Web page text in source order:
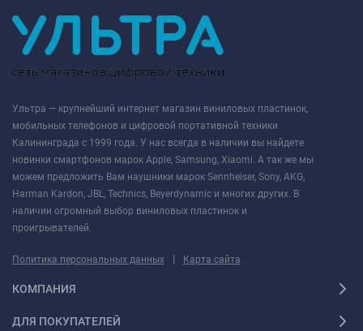
Ультра — крупнейший интернет магазин виниловых пластинок,
мобильных телефонов и цифровой портативной техники
Калининграда с 1999 года. У нас всегда в наличии вы найдете
новинки смартфонов марок Apple, Samsung, Xiaomi. А так же мы
можем предложить Вам наушники марок Sennheiser, Sony, AKG,
Harman Kardon, JBL, Technics, Beyerdynamic и многих других. В
наличии огромный выбор виниловых пластинок и
проигрывателей.
Политика персональных данных | Карта сайта
КОМПАНИЯ
ДЛЯ ПОКУПАТЕЛЕЙ